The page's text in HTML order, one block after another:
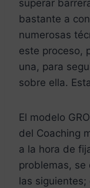
superar
bastante a
numerosas
este proceso,
una, para
sobre ella.
El modelo
del Coaching
a la hora de
problemas, se
las siguientes;